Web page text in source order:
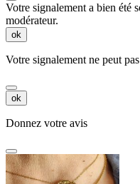
Votre signalement a bien été
modérateur.
ok
Votre signalement ne peut
ok
Donnez votre avis